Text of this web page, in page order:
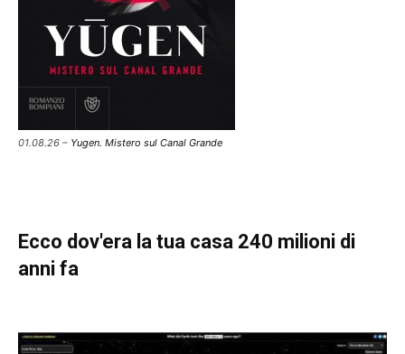
01.08.26 – Yugen. Mistero sul Canal Grande
Ecco dov'era la tua casa 240 milioni di
anni fa